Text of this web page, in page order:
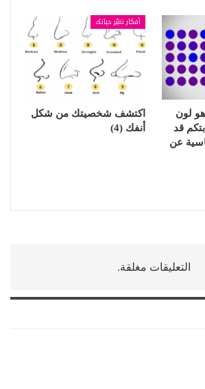
لون
قد
عن
أفكار تغيّر حياتك
اكتشف شخصيتك من شكل
أنفك (4)
التعليقات مغلقة.